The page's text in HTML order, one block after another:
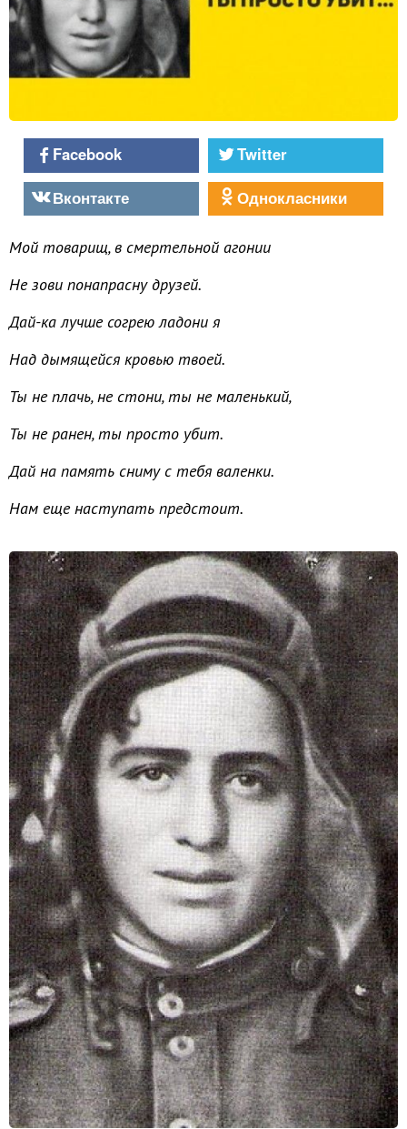
Facebook
Twitter
Вконтакте
Однокласники
Мой товарищ, в смертельной агонии
Не зови понапрасну друзей.
Дай-ка лучше согрею ладони я
Над дымящейся кровью твоей.
Ты не плачь, не стони, ты не маленький,
Ты не ранен, ты просто убит.
Дай на память сниму с тебя валенки.
Нам еще наступать предстоит.